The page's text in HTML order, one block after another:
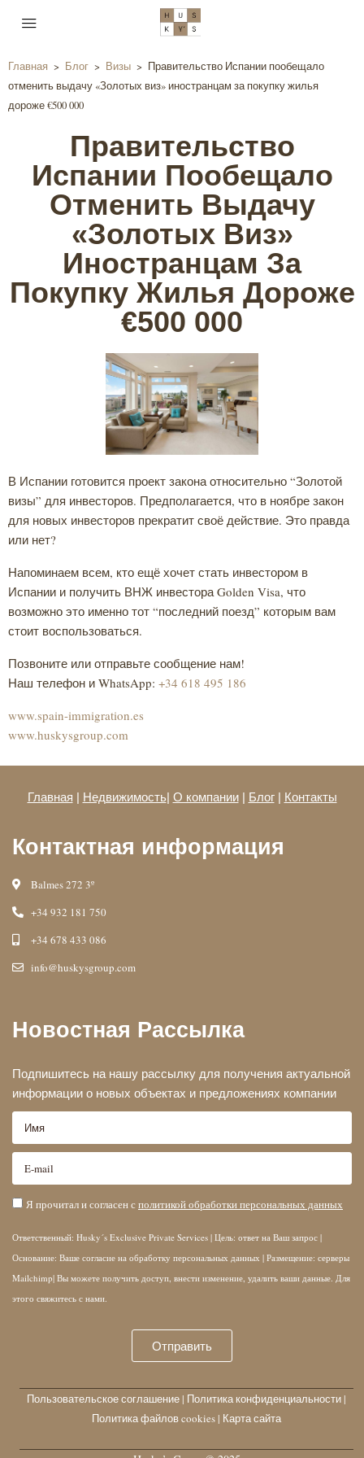
Главная > Блог > Визы > Правительство Испании пообещало
отменить выдачу «Золотых виз» иностранцам за покупку жилья
дороже €500 000
Правительство
Испании Пообещало
Отменить Выдачу
«Золотых Виз»
Иностранцам За
Покупку Жилья Дороже
€500 000
В Испании готовится проект закона относительно “Золотой
визы” для инвесторов. Предполагается, что в ноябре закон
для новых инвесторов прекратит своё действие. Это правда
или нет?
Напоминаем всем, кто ещё хочет стать инвестором в
Испании и получить ВНЖ инвестора Golden Visa, что
возможно это именно тот “последний поезд” которым вам
стоит воспользоваться.
Позвоните или отправьте сообщение нам!
Наш телефон и WhatsApp: +34 618 495 186
www.spain-immigration.es
www.huskysgroup.com
Главная Недвижимость О компании| Блог| Контакты
Контактная информация
Balmes 272 3º
+34 932 181 750
+34 678 433 086
info@huskysgroup.com
Новостная Рассылка
Подпишитесь на нашу рассылку для получения актуальной
информации о новых объектах и предложениях компании
Я прочитал и согласен сполитикой обработки персональных данных
Ответственный: Husky´s Exclusive Private Services | Цель: ответ на Ваш запрос |
Основание: Ваше согласие на обработку персональных данных | Размещение: серверы
Mailchimp| Вы можете получить доступ, внести изменение, удалить ваши данные. Для
этого свяжитесь с нами.
Отправить
Пользовательское соглашение | Политика конфиденциальности |
Политика файлов cookies | Карта сайта